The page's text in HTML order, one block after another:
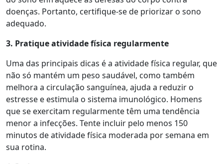
doenças. Portanto, certifique-se de priorizar o sono
adequado.
3. Pratiqueatividadefísica regularmente
Uma das principais dicas é a atividade física regular, que
não só mantém um peso saudável, como também
melhora a circulação sanguínea, ajuda a reduzir o
estresse e estimula o sistema imunológico. Homens
que se exercitam regularmente têm uma tendência
menor a infecções. Tente incluir pelo menos 150
minutos de atividade física moderada por semana em
sua rotina.